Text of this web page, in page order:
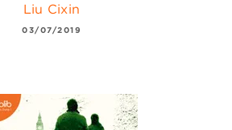
Liu Cixin
03/07/2019